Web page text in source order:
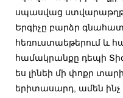
սպասվաց
Երգիչը բարձր
հեռուստաեթերում և
համակրանքը դեպի
ես լինեի մի փոքր
երիտասարդ, ամեն ինչ